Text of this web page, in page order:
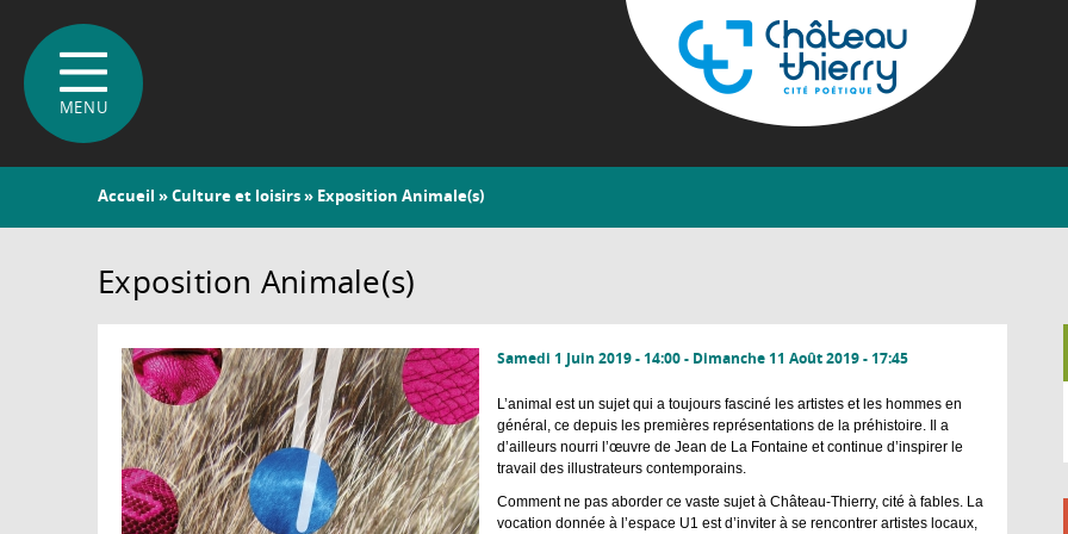
au
contenu
principal
Château-
Thierry
Vous
êtes
Accueil »Culture et loisirs» Exposition Animale(s)
Exposition Animale(s)
Samedi 1 Juin 2019 - 14:00- Dimanche 11 Août 2019 - 17:45
L’animal est un sujet qui a toujours fasciné les artistes et les hommes en
général, ce depuis les premières représentations de la préhistoire. Il a
d’ailleurs nourri l’œuvre de Jean de La Fontaine et continue d’inspirer le
travail des illustrateurs contemporains.
Comment ne pas aborder ce vaste sujet à Château-Thierry, cité à fables. La
vocation donnée à l’espace U1 est d’inviter à se rencontrer artistes locaux,